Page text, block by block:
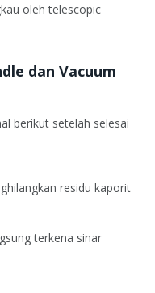
oleh telescopic
dan Vacuum
berikut setelah selesai
residu kaporit
terkena sinar